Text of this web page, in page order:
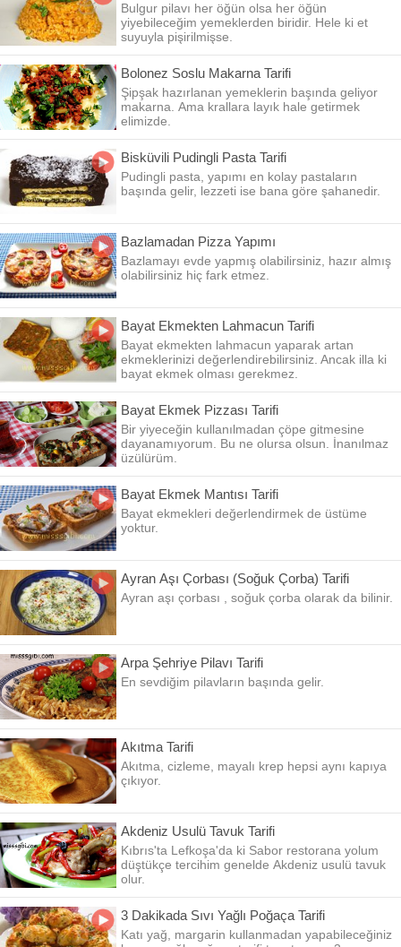
Bulgur pilavı her öğün olsa her öğün
yiyebileceğim yemeklerden biridir. Hele ki et
suyuyla pişirilmişse.
Bolonez Soslu Makarna Tarifi
Şipşak hazırlanan yemeklerin başında geliyor
makarna. Ama krallara layık hale getirmek
elimizde.
Bisküvili Pudingli Pasta Tarifi
Pudingli pasta, yapımı en kolay pastaların
başında gelir, lezzeti ise bana göre şahanedir.
Bazlamadan Pizza Yapımı
Bazlamayı evde yapmış olabilirsiniz, hazır almış
olabilirsiniz hiç fark etmez.
Bayat Ekmekten Lahmacun Tarifi
Bayat ekmekten lahmacun yaparak artan
ekmeklerinizi değerlendirebilirsiniz. Ancak illa ki
bayat ekmek olması gerekmez.
Bayat Ekmek Pizzası Tarifi
Bir yiyeceğin kullanılmadan çöpe gitmesine
dayanamıyorum. Bu ne olursa olsun. İnanılmaz
üzülürüm.
Bayat Ekmek Mantısı Tarifi
Bayat ekmekleri değerlendirmek de üstüme
yoktur.
Ayran Aşı Çorbası (Soğuk Çorba) Tarifi
Ayran aşı çorbası , soğuk çorba olarak da bilinir.
Arpa Şehriye Pilavı Tarifi
En sevdiğim pilavların başında gelir.
Akıtma Tarifi
Akıtma, cizleme, mayalı krep hepsi aynı kapıya
çıkıyor.
Akdeniz Usulü Tavuk Tarifi
Kıbrıs'ta Lefkoşa'da ki Sabor restorana yolum
düştükçe tercihim genelde Akdeniz usulü tavuk
olur.
3 Dakikada Sıvı Yağlı Poğaça Tarifi
Katı yağ, margarin kullanmadan yapabileceğiniz